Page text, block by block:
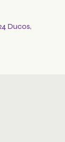
Ducos,